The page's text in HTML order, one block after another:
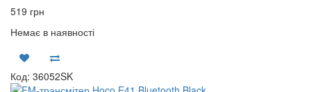
519 грн
Немає в наявності
Код: 36052SK